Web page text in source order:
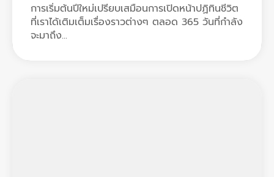
การเริ่มต้นปีใหม่เปรียบเสมือนการเปิดหน้าปฏิทินชีวิต
ที่เราได้เติมเต็มเรื่องราวต่างๆ ตลอด 365 วันที่กำลัง
จะมาถึง...